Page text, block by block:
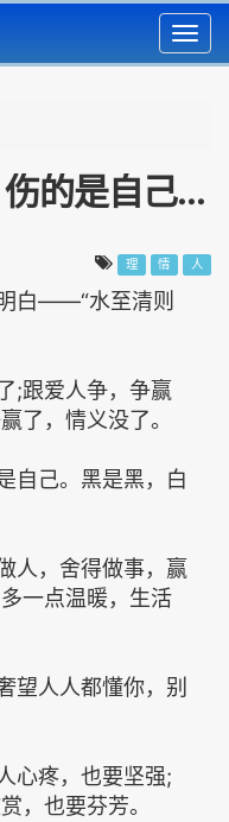
的是自己...
理 情 人
白——“水至清则
;跟爱人争，争赢
了，情义没了。
自己。黑是黑，白
人，舍得做事，赢
一点温暖，生活
人人都懂你，别
心疼，也要坚强;
，也要芬芳。